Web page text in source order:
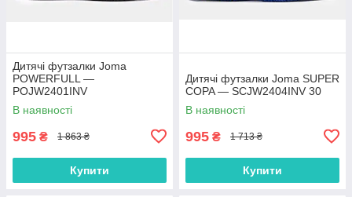
Дитячі футзалки Joma
POWERFULL —
POJW2401INV
В наявності
995 ₴ 1 863 ₴
Купити
Дитячі футзалки Joma SUPER
COPA — SCJW2404INV 30
В наявності
995 ₴ 1 713 ₴
Купити